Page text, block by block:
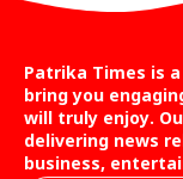
Patrika Times is
bring you
will truly enjoy.
delivering news
business,